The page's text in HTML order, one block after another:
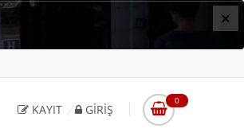
×
KAYIT GIRIŞ
0